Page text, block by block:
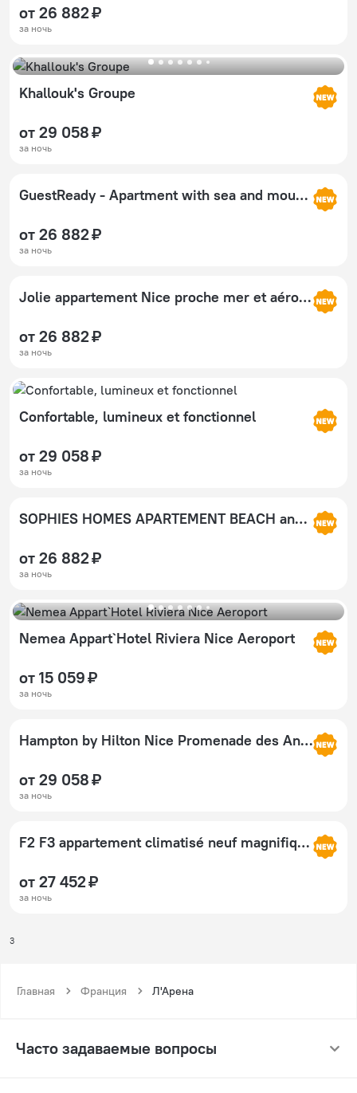
от 26 882 ₽
за ночь
Khallouk's Groupe
от 29 058 ₽
за ночь
GuestReady - Apartment with sea and mountain view!
от 26 882 ₽
за ночь
Jolie appartement Nice proche mer et aéroport Une chambre plus salon avec cuisine
от 26 882 ₽
за ночь
Confortable, lumineux et fonctionnel
от 29 058 ₽
за ночь
SOPHIES HOMES APARTEMENT BEACH and PROMENADE DES ANGLAIS
от 26 882 ₽
за ночь
Nemea Appart`Hotel Riviera Nice Aeroport
от 15 059 ₽
за ночь
Hampton by Hilton Nice Promenade des Anglais
от 29 058 ₽
за ночь
F2 F3 appartement climatisé neuf magnifique vue sur mer et aéroport proche tram et gare sncf 1 min aéroport 3 minutes 2or3 rooms new AC apartment magnificent sea and airport views close to tram and SNCF train station 1 min airport 3 min
от 27 452 ₽
за ночь
3
Главная Франция Л'Арена
Часто задаваемые вопросы